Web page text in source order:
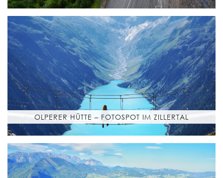
OLPERER HÜTTE – FOTOSPOT IM ZILLERTAL